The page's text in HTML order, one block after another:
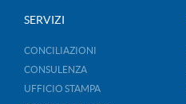
SERVIZI
CONCILIAZIONI
CONSULENZA
UFFICIO STAMPA